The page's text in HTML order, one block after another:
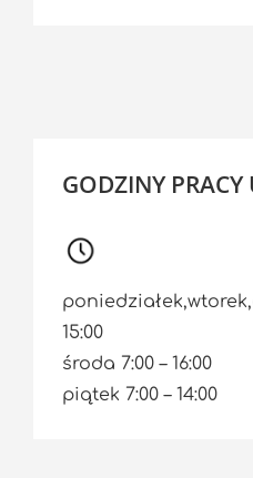
GODZINY PRACY
15:00
środa 7:00 – 16:00
piątek 7:00 – 14:00